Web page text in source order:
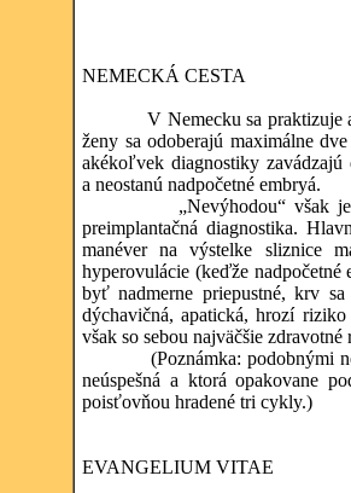
NEMECKÁ CESTA
V Nemecku sa praktizuje
ženy sa odoberajú maximálne
akékoľvek diagnostiky zavádzajú
a neostanú nadpočetné embryá.
„Nevýhodou“ však je, že
preimplantačná diagnostika.
manéver na výstelke sliznice
hyperovulácie (keďže
byť nadmerne priepustné, krv
dýchavičná, apatická, hrozí
však so sebou najväčšie zdravotné
(Poznámka: podobnými
neúspešná a ktorá opakovane
poisťovňou hradené tri cykly.)
EVANGELIUM VITAE